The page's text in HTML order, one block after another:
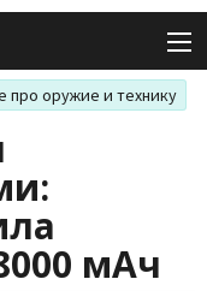
про оружие и технику
мАч